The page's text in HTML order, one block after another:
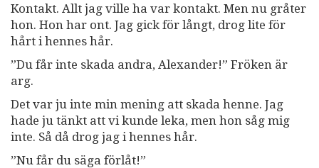
Kontakt. Allt jag ville ha var kontakt. Men nu gråter
hon. Hon har ont. Jag gick för långt, drog lite för
hårt i hennes hår.
”Du får inte skada andra, Alexander!” Fröken är
arg.
Det var ju inte min mening att skada henne. Jag
hade ju tänkt att vi kunde leka, men hon såg mig
inte. Så då drog jag i hennes hår.
”Nu får du säga förlåt!”